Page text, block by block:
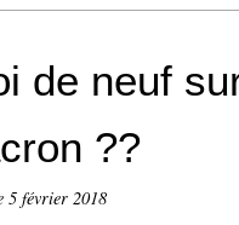
de neuf
??
5 février 2018